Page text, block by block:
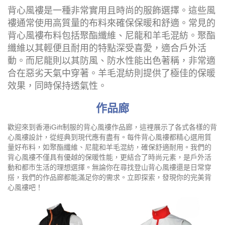
背心風褸是一種非常實用且時尚的服飾選擇。這些風
褸通常使用高質量的布料來確保保暖和舒適。常見的
背心風褸布料包括聚酯纖維、尼龍和羊毛混紡。聚酯
纖維以其輕便且耐用的特點深受喜愛，適合戶外活
動。而尼龍則以其防風、防水性能出色著稱，非常適
合在惡劣天氣中穿著。羊毛混紡則提供了極佳的保暖
效果，同時保持透氣性。
作品廊
歡迎來到香港iGift制服的背心風褸作品廊，這裡展示了各式各樣的背
心風褸設計，從經典到現代應有盡有。每件背心風褸都精心選用質
量好布料，如聚酯纖維、尼龍和羊毛混紡，確保舒適耐用。我們的
背心風褸不僅具有優越的保暖性能，更結合了時尚元素，是戶外活
動和都市生活的理想選擇。無論你在尋找登山背心風褸還是日常穿
搭，我們的作品廊都能滿足你的需求。立即探索，發現你的完美背
心風褸吧！